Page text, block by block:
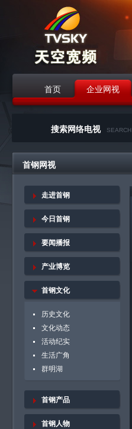
首页 企业网视
搜索网络电视
SEARCH
首钢网视
走进首钢
今日首钢
要闻播报
产业博览
首钢文化
历史文化
文化动态
活动纪实
生活广角
群明湖
首钢产品
首钢人物